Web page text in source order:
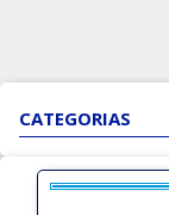
CATEGORIAS